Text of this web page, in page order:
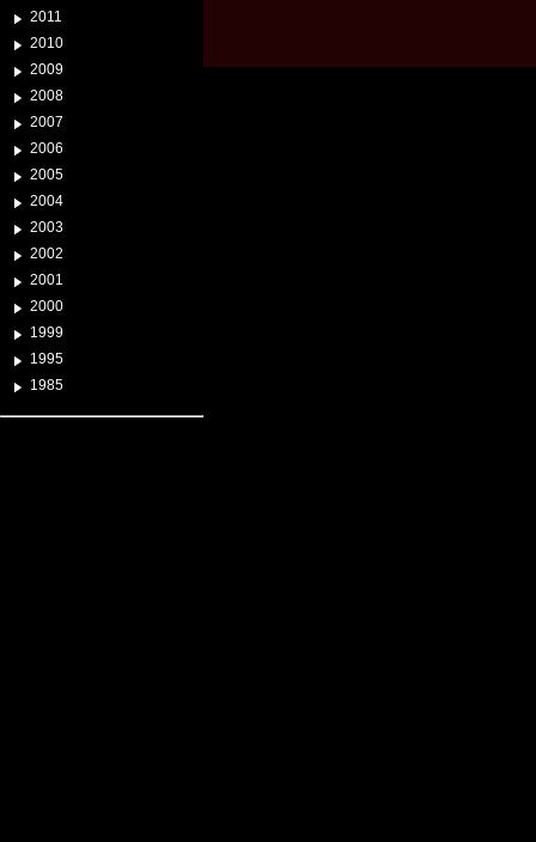
2011
2010
2009
2008
2007
2006
2005
2004
2003
2002
2001
2000
1999
1995
1985